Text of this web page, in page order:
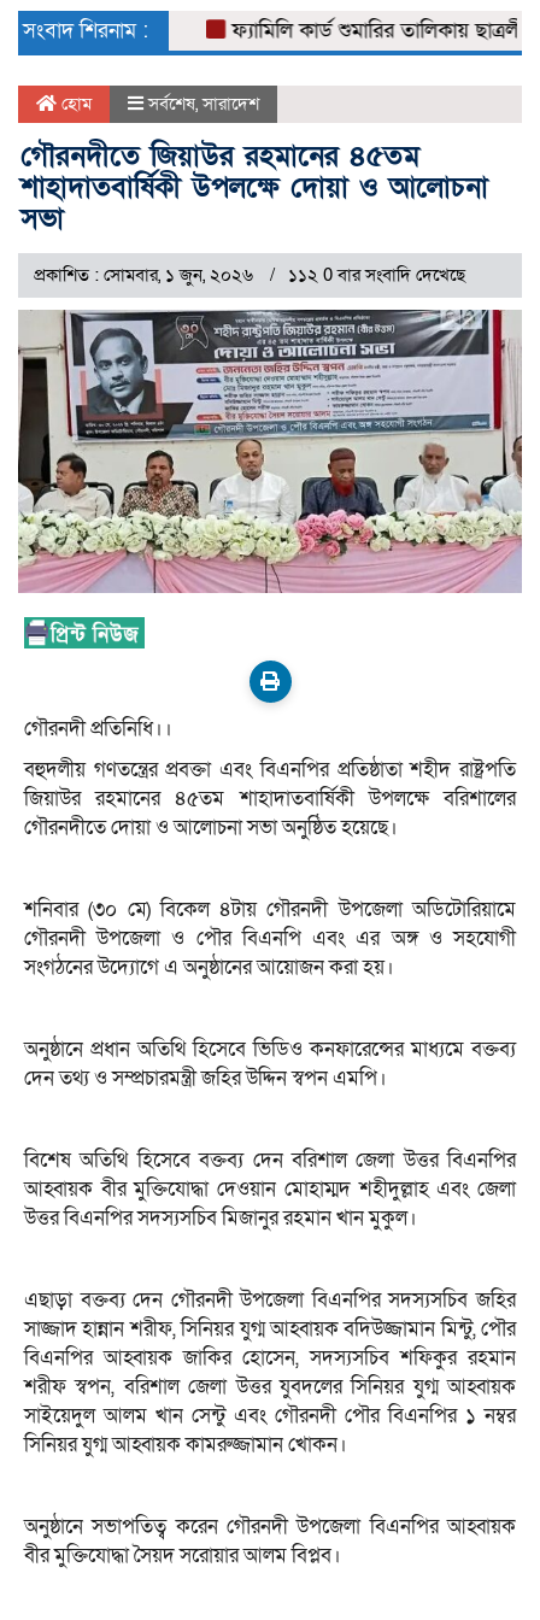
সংবাদ শিরনাম :
ফ্যামিলি কার্ড শুমারির তালিকায় ছাত্রলীগ নেতা
হোম সর্বশেষ,সারাদেশ
গৌরনদীতে জিয়াউর রহমানের ৪৫তম
শাহাদাতবার্ষিকী উপলক্ষে দোয়া ও আলোচনা
সভা
প্রকাশিত : সোমবার, ১ জুন, ২০২৬ ১১২ 0 বার সংবাদি দেখেছে
গৌরনদী প্রতিনিধি।।
বহুদলীয় গণতন্ত্রের প্রবক্তা এবং বিএনপির প্রতিষ্ঠাতা শহীদ রাষ্ট্রপতি
জিয়াউর রহমানের ৪৫তম শাহাদাতবার্ষিকী উপলক্ষে বরিশালের
গৌরনদীতে দোয়া ও আলোচনা সভা অনুষ্ঠিত হয়েছে।
শনিবার (৩০ মে) বিকেল ৪টায় গৌরনদী উপজেলা অডিটোরিয়ামে
গৌরনদী উপজেলা ও পৌর বিএনপি এবং এর অঙ্গ ও সহযোগী
সংগঠনের উদ্যোগে এ অনুষ্ঠানের আয়োজন করা হয়।
অনুষ্ঠানে প্রধান অতিথি হিসেবে ভিডিও কনফারেন্সের মাধ্যমে বক্তব্য
দেন তথ্য ও সম্প্রচারমন্ত্রী জহির উদ্দিন স্বপন এমপি।
বিশেষ অতিথি হিসেবে বক্তব্য দেন বরিশাল জেলা উত্তর বিএনপির
আহ্বায়ক বীর মুক্তিযোদ্ধা দেওয়ান মোহাম্মদ শহীদুল্লাহ এবং জেলা
উত্তর বিএনপির সদস্যসচিব মিজানুর রহমান খান মুকুল।
এছাড়া বক্তব্য দেন গৌরনদী উপজেলা বিএনপির সদস্যসচিব জহির
সাজ্জাদ হান্নান শরীফ, সিনিয়র যুগ্ম আহ্বায়ক বদিউজ্জামান মিন্টু, পৌর
বিএনপির আহ্বায়ক জাকির হোসেন, সদস্যসচিব শফিকুর রহমান
শরীফ স্বপন, বরিশাল জেলা উত্তর যুবদলের সিনিয়র যুগ্ম আহ্বায়ক
সাইয়েদুল আলম খান সেন্টু এবং গৌরনদী পৌর বিএনপির ১ নম্বর
সিনিয়র যুগ্ম আহ্বায়ক কামরুজ্জামান খোকন।
অনুষ্ঠানে সভাপতিত্ব করেন গৌরনদী উপজেলা বিএনপির আহ্বায়ক
বীর মুক্তিযোদ্ধা সৈয়দ সরোয়ার আলম বিপ্লব।